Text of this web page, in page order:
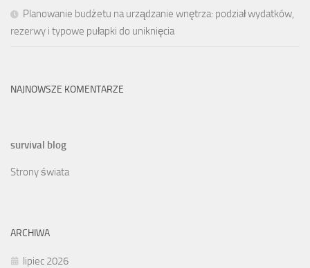
Planowanie budżetu na urządzanie wnętrza: podział wydatków,
rezerwy i typowe pułapki do uniknięcia
NAJNOWSZE KOMENTARZE
survival blog
Strony świata
ARCHIWA
lipiec 2026